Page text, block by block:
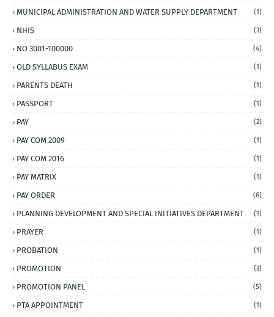
MUNICIPAL ADMINISTRATION AND WATER SUPPLY DEPARTMENT (1)
NHIS (3)
NO 3001-100000 (4)
OLD SYLLABUS EXAM (1)
PARENTS DEATH (1)
PASSPORT (1)
PAY (2)
PAY COM 2009 (1)
PAY COM 2016 (1)
PAY MATRIX (1)
PAY ORDER (6)
PLANNING DEVELOPMENT AND SPECIAL INITIATIVES DEPARTMENT (1)
PRAYER (1)
PROBATION (1)
PROMOTION (3)
PROMOTION PANEL (5)
PTA APPOINTMENT (1)